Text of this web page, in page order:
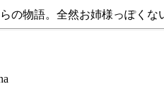
の物語。全然お姉様っぽくな